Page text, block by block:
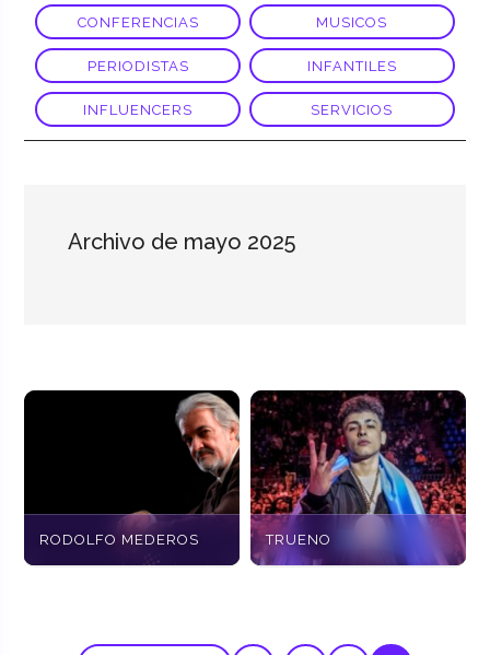
CONFERENCIAS MUSICOS
PERIODISTAS INFANTILES
INFLUENCERS SERVICIOS
Archivo de mayo 2025
RODOLFO MEDEROS TRUENO